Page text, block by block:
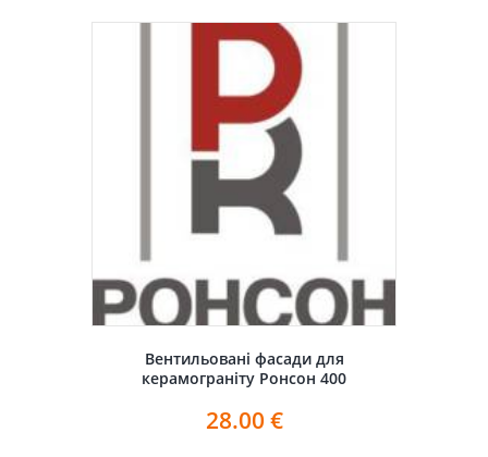
Вентильовані фасади для
керамограніту Ронсон 400
28.00 €